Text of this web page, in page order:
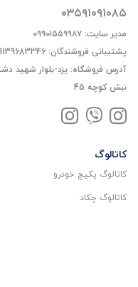
۰۳۵۹۱۰۹۱۰۸۵
مدیر سایت: ۰۹۹۰۱۵۵۹۹۸۷
پشتیبانی فروشندگان: 09139683346
آدرس فروشگاه: یزد-بلوار شهید
نبش کوچه 45
کاتالوگ
کاتالوگ پکیج خودرو
کاتالوگ چکاد